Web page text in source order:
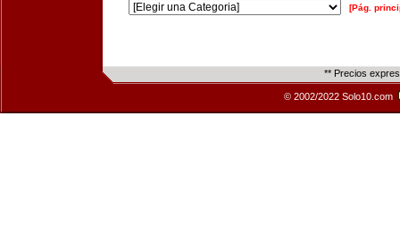
[Pág.
** Precios
© 2002/2022 Solo10.com